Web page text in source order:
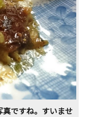
ですね。すいませ